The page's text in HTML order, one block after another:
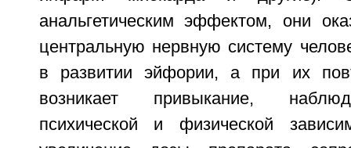
анальгетическим эффектом, они
центральную нервную систему
в развитии эйфории, а при их
возникает привыкание,
психической и физической